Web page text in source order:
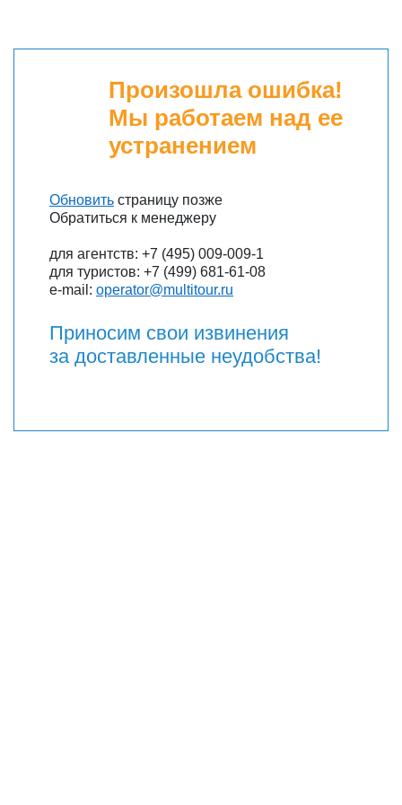
Произошла ошибка!
Мы работаем над ее
устранением
Обновить страницу позже
Обратиться к менеджеру
для агентств: +7 (495) 009-009-1
для туристов: +7 (499) 681-61-08
e-mail: operator@multitour.ru
Приносим свои извинения
за доставленные неудобства!